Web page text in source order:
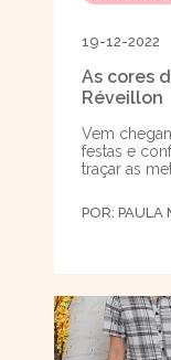
19-12-2022
As cores
Réveillon
Vem
festas e
traçar as
POR: PAULA